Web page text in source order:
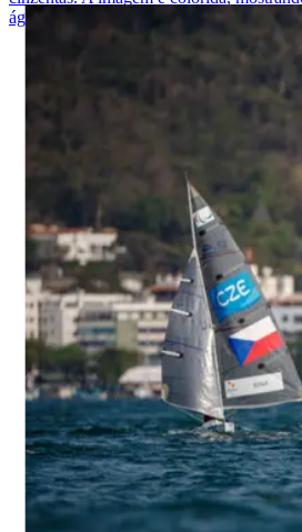
água, contrastando com as rochas.